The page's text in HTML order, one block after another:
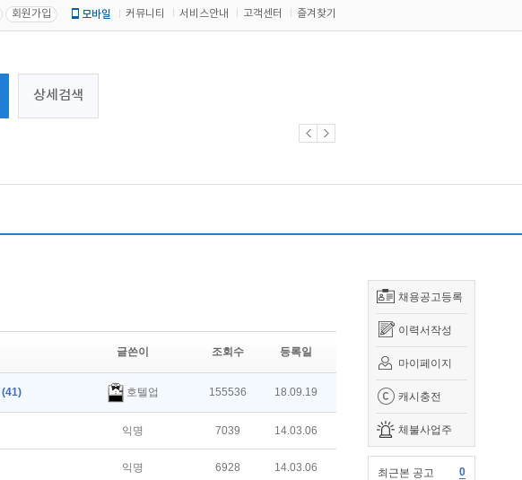
회원가입 모바일 커뮤니티 서비스안내 고객센터 즐겨찾기
상세검색
채용공고등록
이력서작성
마이페이지
캐시충전
체불사업주
최근본 공고 0
글쓴이 조회수 등록일
(41) 호텔업 155536 18.09.19
익명 7039 14.03.06
익명 6928 14.03.06